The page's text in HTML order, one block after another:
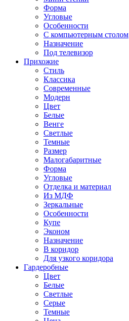
Форма
Угловые
Особенности
С компьютерным столом
Назначение
Под телевизор
Прихожие
Стиль
Классика
Современные
Модерн
Цвет
Белые
Венге
Светлые
Темные
Размер
Малогабаритные
Форма
Угловые
Отделка и материал
Из МДФ
Зеркальные
Особенности
Купе
Эконом
Назначение
В коридор
Для узкого коридора
Гардеробные
Цвет
Белые
Светлые
Серые
Темные